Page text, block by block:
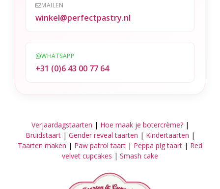
MAILEN
winkel@perfectpastry.nl
WHATSAPP
+31 (0)6 43 00 77 64
Verjaardagstaarten | Hoe maak je botercrème?|
Bruidstaart| Gender reveal taarten | Kindertaarten |
Taarten maken | Paw patrol taart | Peppa pig taart | Red
velvet cupcakes | Smash cake